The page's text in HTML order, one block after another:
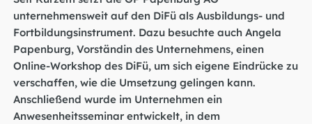
unternehmensweit auf den DiFü als Ausbildungs- und
Fortbildungsinstrument. Dazu besuchte auch Angela
Papenburg, Vorständin des Unternehmens, einen
Online-Workshop des DiFü, um sich eigene Eindrücke zu
verschaffen, wie die Umsetzung gelingen kann.
Anschließend wurde im Unternehmen ein
Anwesenheitsseminar entwickelt, in dem